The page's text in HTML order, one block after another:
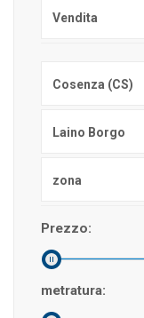
Vendita
Cosenza (CS)
Laino Borgo
zona
Prezzo:
metratura: